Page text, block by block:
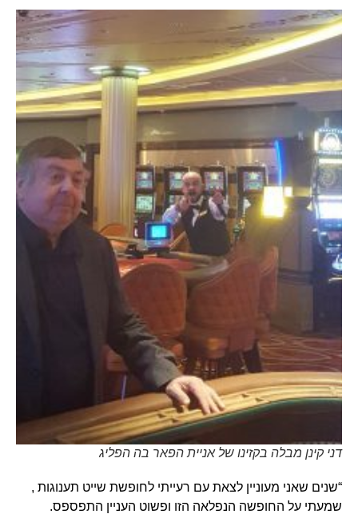
דני קינן מבלה בקזינו של אניית הפאר בה הפליג
“שנים שאני מעוניין לצאת עם רעייתי לחופשת שייט תענוגות ,
שמעתי על החופשה הנפלאה הזו ופשוט העניין התפספס.